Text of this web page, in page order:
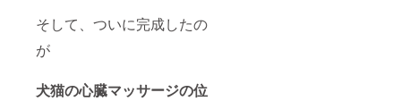
そして、ついに完成したの
が
犬猫の心臓マッサージの位